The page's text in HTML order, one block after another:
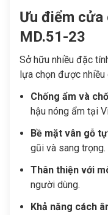
Ưu điểm
MD.51-23
Sở hữu nhiều đặc
lựa chọn được
Chống ẩm và
hậu nóng ẩm tại
Bề mặt vân gỗ
gũi và sang trọng.
Thân thiện với
người dùng.
Khả năng cách